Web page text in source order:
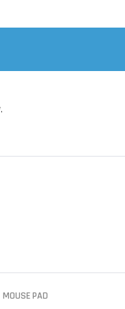
MOUSE PAD